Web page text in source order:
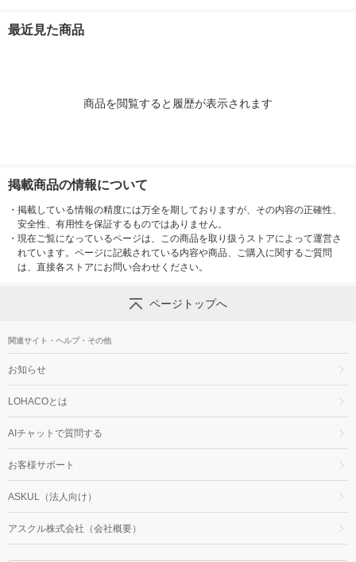
L
最近見た商品
商品を閲覧すると履歴が表示されます
掲載商品の情報について
・ 掲載している情報の精度には万全を期しておりますが、その内容の正確性、
安全性、有用性を保証するものではありません。
・ 現在ご覧になっているページは、この商品を取り扱うストアによって運営さ
れています。ページに記載されている内容や商品、ご購入に関するご質問
は、直接各ストアにお問い合わせください。
ページトップへ
関連サイト・ヘルプ・その他
お知らせ
LOHACOとは
AIチャットで質問する
お客様サポート
ASKUL（法人向け）
アスクル株式会社（会社概要）